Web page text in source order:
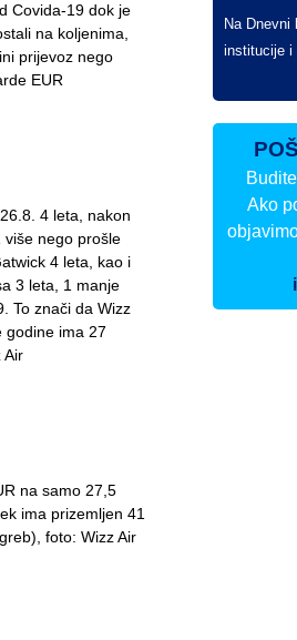
Covida-19 dok je
na koljenima,
prijevoz nego
EUR
4 leta, nakon
više nego prošle
4 leta, kao i
3 leta, 1 manje
To znači da Wizz
godine ima 27
Air
na samo 27,5
ima prizemljen 41
foto: Wizz Air
Na Dnevni
institucije i
Ako